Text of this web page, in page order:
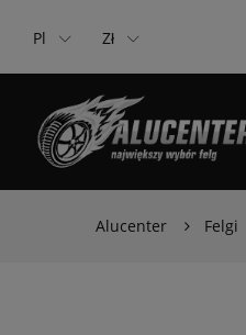
Pl Zł
Alucenter Felgi